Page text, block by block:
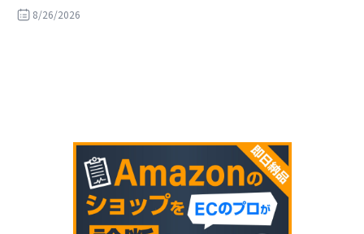
8/26/2026